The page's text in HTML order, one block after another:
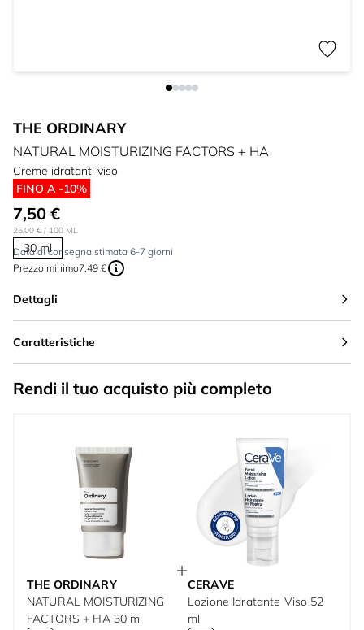
THE ORDINARY
NATURAL MOISTURIZING FACTORS + HA
Creme idratanti viso
FINO A -10%
7,50 €
25,00 € / 100 ML
30 ml
Data di consegna stimata 6-7 giorni
Prezzo minimo7,49 €
Dettagli
Caratteristiche
Rendi il tuo acquisto più completo
THE ORDINARY
NATURAL MOISTURIZING
FACTORS + HA 30 ml
CERAVE
Lozione Idratante Viso 52
ml